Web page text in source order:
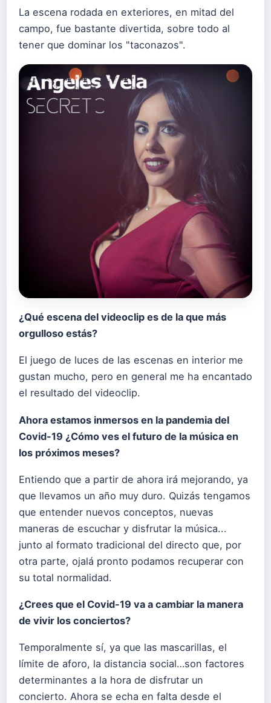
La escena rodada en exteriores, en mitad del
campo, fue bastante divertida, sobre todo al
tener que dominar los "taconazos".
¿Qué escena del videoclip es de la que más
orgulloso estás?
El juego de luces de las escenas en interior me
gustan mucho, pero en general me ha encantado
el resultado del videoclip.
Ahora estamos inmersos en la pandemia del
Covid-19 ¿Cómo ves el futuro de la música en
los próximos meses?
Entiendo que a partir de ahora irá mejorando, ya
que llevamos un año muy duro. Quizás tengamos
que entender nuevos conceptos, nuevas
maneras de escuchar y disfrutar la música...
junto al formato tradicional del directo que, por
otra parte, ojalá pronto podamos recuperar con
su total normalidad.
¿Crees que el Covid-19 va a cambiar la manera
de vivir los conciertos?
Temporalmente sí, ya que las mascarillas, el
límite de aforo, la distancia social…son factores
determinantes a la hora de disfrutar un
concierto. Ahora se echa en falta desde el